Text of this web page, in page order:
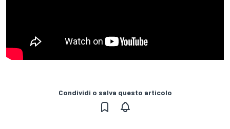
Condividi o salva questo articolo